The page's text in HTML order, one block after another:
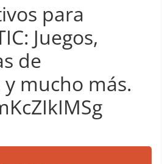
para
Juegos,
de
mucho más.